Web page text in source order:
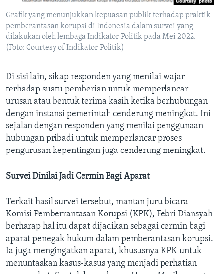
Grafik yang menunjukkan kepuasan publik terhadap praktik
pemberantasan korupsi di Indonesia dalam survei yang
dilakukan oleh lembaga Indikator Politik pada Mei 2022.
(Foto: Courtesy of Indikator Politik)
Di sisi lain, sikap responden yang menilai wajar
terhadap suatu pemberian untuk memperlancar
urusan atau bentuk terima kasih ketika berhubungan
dengan instansi pemerintah cenderung meningkat. Ini
sejalan dengan responden yang menilai penggunaan
hubungan pribadi untuk memperlancar proses
pengurusan kepentingan juga cenderung meningkat.
Survei Dinilai Jadi Cermin Bagi Aparat
Terkait hasil survei tersebut, mantan juru bicara
Komisi Pemberrantasan Korupsi (KPK), Febri Diansyah
berharap hal itu dapat dijadikan sebagai cermin bagi
aparat penegak hukum dalam pemberantasan korupsi.
Ia juga mengingatkan aparat, khususnya KPK untuk
menuntaskan kasus-kasus yang menjadi perhatian